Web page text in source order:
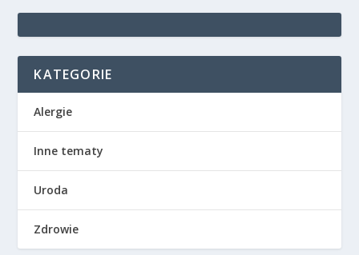
KATEGORIE
Alergie
Inne tematy
Uroda
Zdrowie